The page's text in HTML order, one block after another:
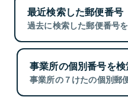
最近検索した郵便番号
過去に検索した郵便番号
事業所の個別番号を検
事業所の７けたの個別郵